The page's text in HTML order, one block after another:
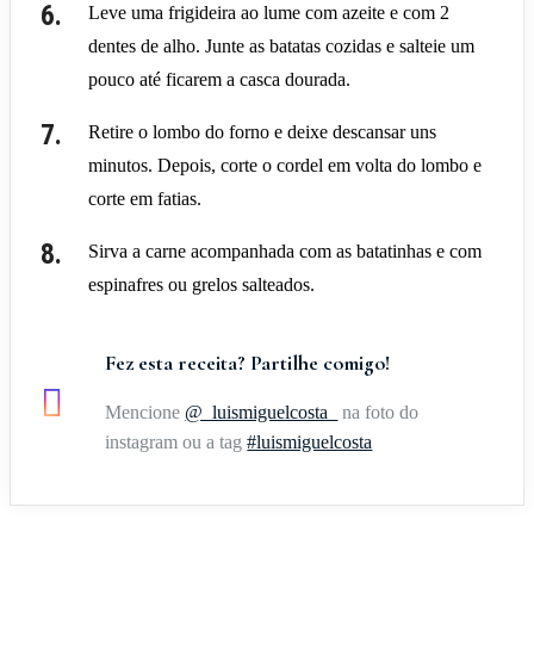
Leve uma frigideira ao lume com azeite e com 2
dentes de alho. Junte as batatas cozidas e salteie um
pouco até ficarem a casca dourada.
Retire o lombo do forno e deixe descansar uns
minutos. Depois, corte o cordel em volta do lombo e
corte em fatias.
Sirva a carne acompanhada com as batatinhas e com
espinafres ou grelos salteados.
Fez esta receita? Partilhe comigo!
Mencione @_luismiguelcosta_
na foto do
instagram ou a tag#luismiguelcosta